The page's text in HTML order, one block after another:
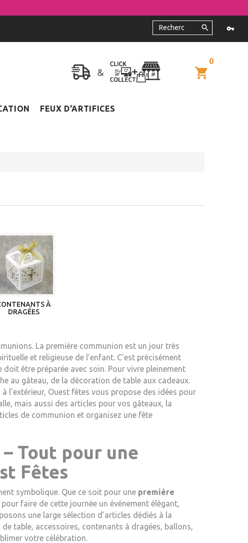
0
FEUX D'ARTIFICES
À
DRAGÉES
La première communion est un jour très
et religieuse de l'enfant. C'est précisément
être préparée avec soin. Pour vivre pleinement
au gâteau, de la décoration de table aux cadeaux.
l'extérieur, Ouest fêtes vous propose des idées pour
mais aussi des articles pour vos gâteaux, la
de communion et organisez une fête
Tout pour une
Fêtes
symbolique. Que ce soit pour une première
faire de cette journée un événement élégant,
une large sélection d’articles dédiés à la
table, accessoires, contenants à dragées, ballons,
votre célébration.